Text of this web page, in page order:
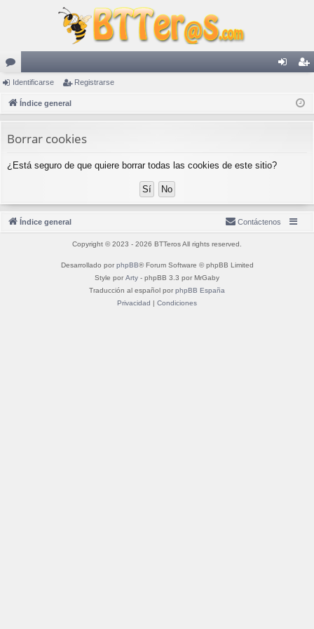
or
os ist
Identificarse Registrarse
Índice general
Borrar cookies
¿Está seguro de que quiere borrar todas las cookies de este sitio?
Índice general Contáctenos
Copyright © 2023 - 2026 BTTeros All rights reserved.
Desarrollado por phpBB® Forum Software © phpBB Limited
Style por Arty - phpBB 3.3 por MrGaby
Traducción al español por phpBB España
Privacidad | Condiciones